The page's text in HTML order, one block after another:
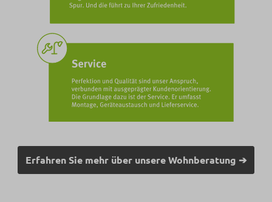
Erfahren Sie mehr über unsere Wohnberatung ➔